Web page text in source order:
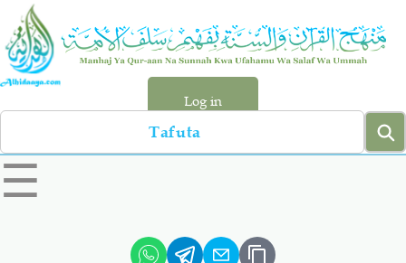
Skip
main
content
Log in
Search
left
sidebar
☰
Hadiyth